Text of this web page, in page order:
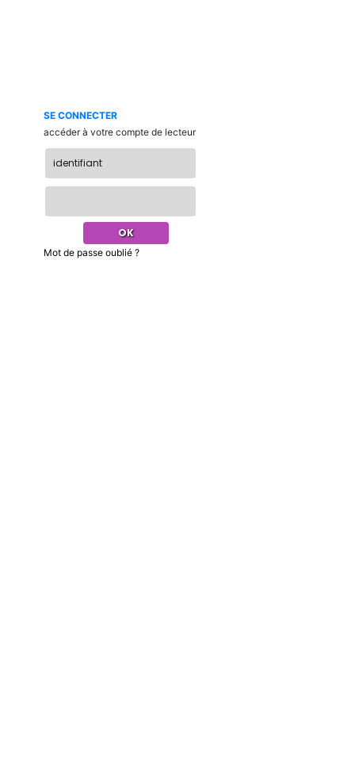
SE CONNECTER
accéder à votre compte de lecteur
Mot de passe oublié ?